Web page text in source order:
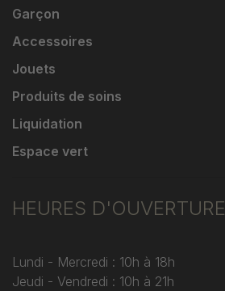
Garçon
Accessoires
Jouets
Produits de soins
Liquidation
Espace vert
HEURES D'OUVERTURE
Lundi - Mercredi : 10h à 18h
Jeudi - Vendredi : 10h à 21h